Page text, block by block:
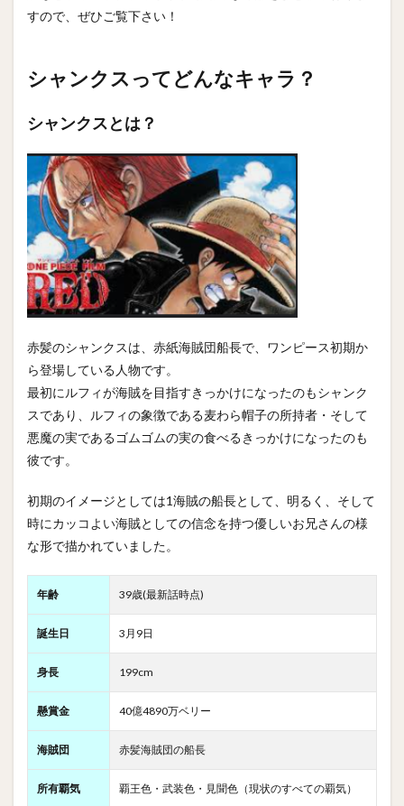
すので、ぜひご覧下さい！
シャンクスってどんなキャラ？
シャンクスとは？
赤髪のシャンクスは、赤紙海賊団船長で、ワンピース初期か
ら登場している人物です。
最初にルフィが海賊を目指すきっかけになったのもシャンク
スであり、ルフィの象徴である麦わら帽子の所持者・そして
悪魔の実であるゴムゴムの実の食べるきっかけになったのも
彼です。
初期のイメージとしては1海賊の船長として、明るく、そして
時にカッコよい海賊としての信念を持つ優しいお兄さんの様
な形で描かれていました。
年齢 39歳(最新話時点)
誕生日 3月9日
身長 199cm
懸賞金 40億4890万ベリー
海賊団 赤髪海賊団の船長
所有覇気 覇王色・武装色・見聞色（現状のすべての覇気）